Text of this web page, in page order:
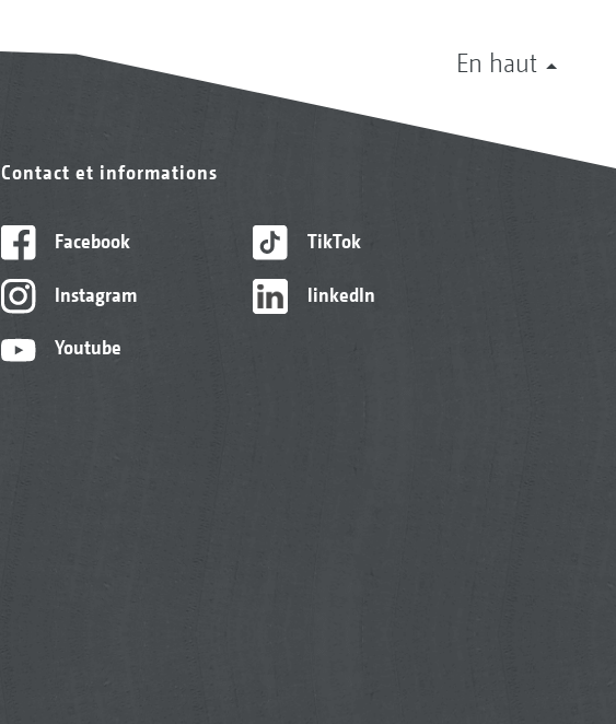
En haut
Contact et informations
Facebook
Instagram
Youtube
TikTok
linkedIn